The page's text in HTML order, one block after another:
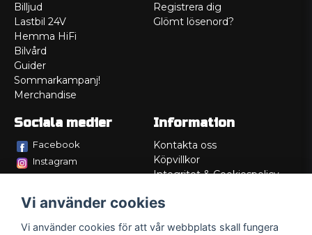
Billjud
Lastbil 24V
Hemma HiFi
Bilvård
Guider
Sommarkampanj!
Merchandise
Registrera dig
Glömt lösenord?
Sociala medier
Facebook
Instagram
Information
Kontakta oss
Köpvillkor
Integritet & Cookiespolicy
Service/Garanti
Vi använder cookies
Vi använder cookies för att vår webbplats skall fungera